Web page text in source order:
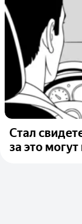
Стал
за это могут